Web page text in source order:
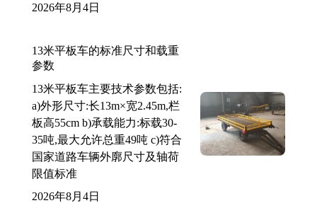
2026年8月4日
13米平板车的标准尺寸和载重
参数
13米平板车主要技术参数包括:
a)外形尺寸:长13m×宽2.45m,栏
板高55cm b)承载能力:标载30-
35吨,最大允许总重49吨 c)符合
国家道路车辆外廓尺寸及轴荷
限值标准
2026年8月4日